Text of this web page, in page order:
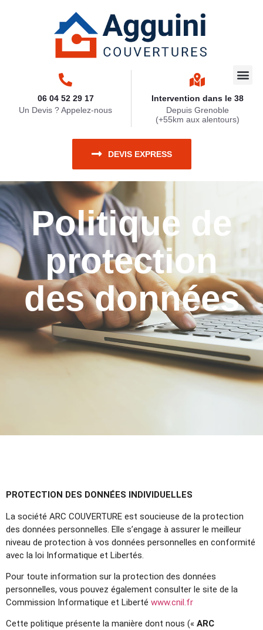
06 04 52 29 17
Un Devis ? Appelez-nous
Intervention dans le 38
Depuis Grenoble
(+55km aux alentours)
DEVIS EXPRESS
Politique de
protection
des données
PROTECTION DES DONNÉES INDIVIDUELLES
La société ARC COUVERTURE est soucieuse de la protection
des données personnelles. Elle s’engage à assurer le meilleur
niveau de protection à vos données personnelles en conformité
avec la loi Informatique et Libertés.
Pour toute information sur la protection des données
personnelles, vous pouvez également consulter le site de la
Commission Informatique et Liberté www.cnil.fr
Cette politique présente la manière dont nous (« ARC